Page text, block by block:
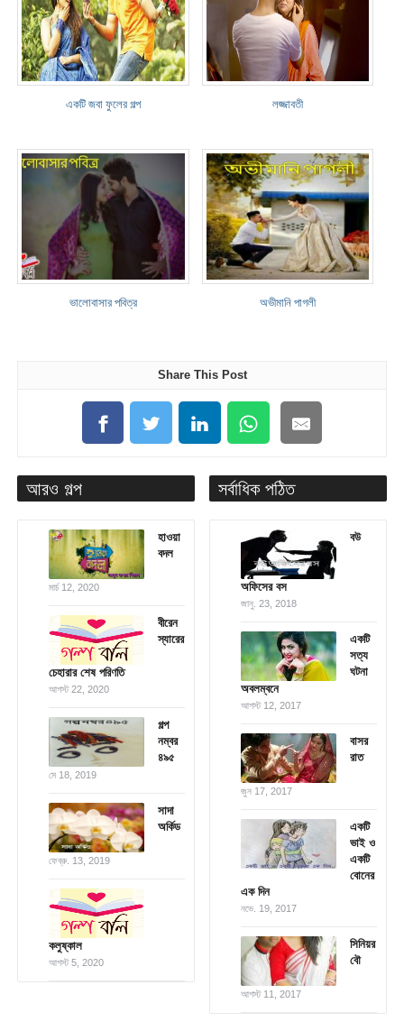
একটি জবা ফুলের গল্প লজ্জাবতী
ভালোবাসার পবিত্র অভীমানি পাগলী
Share This Post
আরও গল্প
হাওয়া
বদল
মার্চ 12, 2020
বীরেন
স্যারের
চেহারার শেষ পরিণতি
আগস্ট 22, 2020
গল্প
নম্বর
৪৯৫
মে 18, 2019
সাদা
অর্কিড
ফেব্রু. 13, 2019
কলুষ্কাল
আগস্ট 5, 2020
সর্বাধিক পঠিত
বউ
অফিসের বস
জানু. 23, 2018
একটি
সত্য
ঘটনা
অবলম্বনে
আগস্ট 12, 2017
বাসর
রাত
জুন 17, 2017
একটি
ভাই ও
একটি
বোনের
এক দিন
নভে. 19, 2017
সিনিয়র
বৌ
আগস্ট 11, 2017